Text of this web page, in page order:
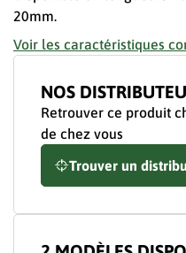
20mm.
Voir les caractéristiques
NOS
Retrouver ce produit
de chez vous
Trouver un